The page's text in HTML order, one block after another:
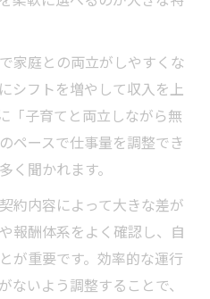
家庭との両立がしやすくな
シフトを増やして収入を上
「子育てと両立しながら無
ペースで仕事量を調整でき
く聞かれます。
約内容によって大きな差が
報酬体系をよく確認し、自
が重要です。効率的な運行
ないよう調整することで、